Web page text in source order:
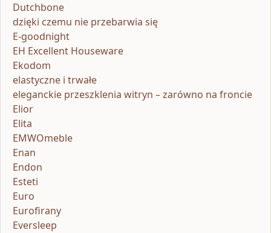
Dutchbone
dzięki czemu nie przebarwia się
E-goodnight
EH Excellent Houseware
Ekodom
elastyczne i trwałe
eleganckie przeszklenia witryn – zarówno na froncie
Elior
Elita
EMWOmeble
Enan
Endon
Esteti
Euro
Eurofirany
Eversleep